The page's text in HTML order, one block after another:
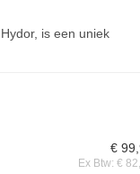
is een uniek
€
Ex Btw: €